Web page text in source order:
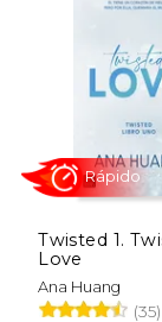
Twisted 1.
Love
Ana Huang
(35)